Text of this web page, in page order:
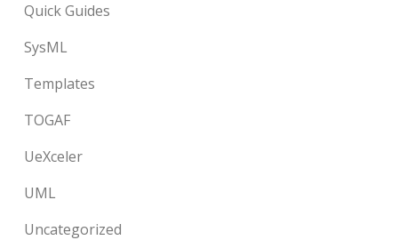
Quick Guides
SysML
Templates
TOGAF
UeXceler
UML
Uncategorized